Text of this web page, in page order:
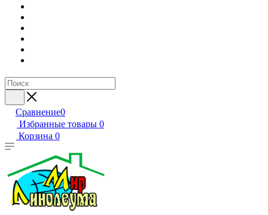
Сравнение0
Избранные товары 0
Корзина 0